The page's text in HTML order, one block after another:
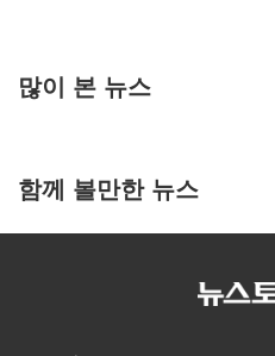
많이 본 뉴스
함께 볼만한 뉴스